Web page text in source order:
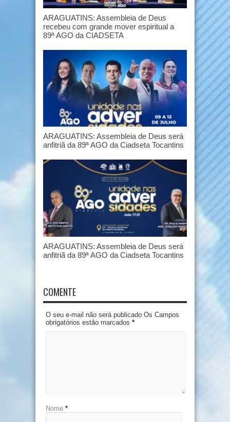
ARAGUATINS: Assembleia de Deus
recebeu com grande mover espiritual a
89ª AGO da CIADSETA
ARAGUATINS: Assembleia de Deus será
anfitriã da 89ª AGO da Ciadseta Tocantins
ARAGUATINS: Assembleia de Deus será
anfitriã da 89ª AGO da Ciadseta Tocantins
COMENTE
O seu e-mail não será publicado Os Campos
obrigatórios estão marcados *
Nome *